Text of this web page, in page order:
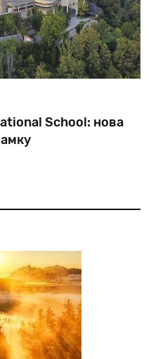
School: нова
міжнародної освіти.
та вільне володіння
та єд